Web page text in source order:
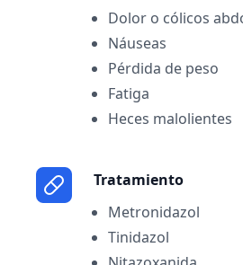
Dolor o cólicos
Náuseas
Pérdida de peso
Fatiga
Heces malolientes
Tratamiento
Metronidazol
Tinidazol